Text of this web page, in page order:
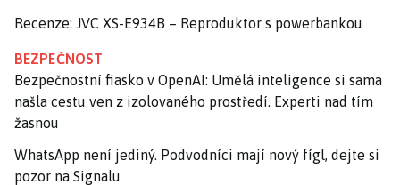
Recenze: JVC XS-E934B – Reproduktor s powerbankou
BEZPEČNOST
Bezpečnostní fiasko v OpenAI: Umělá inteligence si sama
našla cestu ven z izolovaného prostředí. Experti nad tím
žasnou
WhatsApp není jediný. Podvodníci mají nový fígl, dejte si
pozor na Signalu